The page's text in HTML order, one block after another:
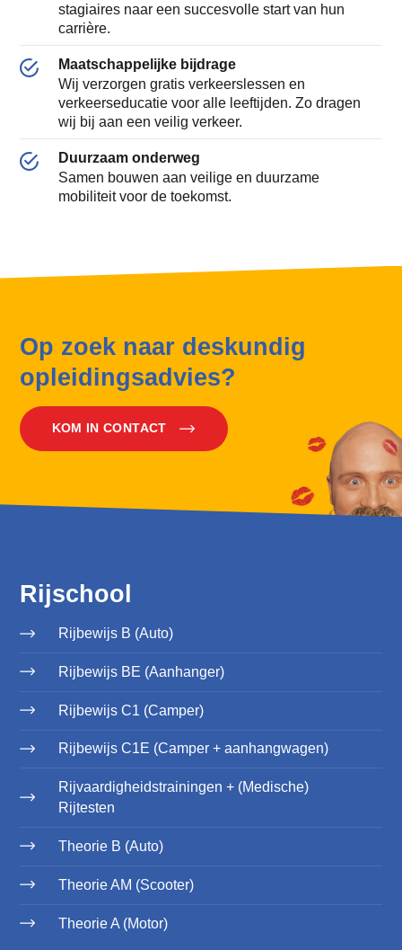
stagiaires naar een succesvolle start van hun
carrière.
Maatschappelijke bijdrage
Wij verzorgen gratis verkeerslessen en
verkeerseducatie voor alle leeftijden. Zo dragen
wij bij aan een veilig verkeer.
Duurzaam onderweg
Samen bouwen aan veilige en duurzame
mobiliteit voor de toekomst.
Op zoek naar deskundig
opleidingsadvies?
KOM IN CONTACT
Rijschool
Rijbewijs B (Auto)
Rijbewijs BE (Aanhanger)
Rijbewijs C1 (Camper)
Rijbewijs C1E (Camper + aanhangwagen)
Rijvaardigheidstrainingen + (Medische)
Rijtesten
Theorie B (Auto)
Theorie AM (Scooter)
Theorie A (Motor)